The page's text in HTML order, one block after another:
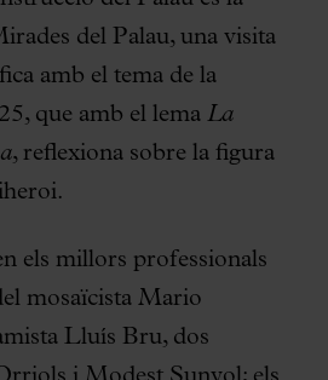
del Palau, una visita
amb el tema de la
que amb el lema La
, reflexiona sobre la figura
els millors professionals
mosaïcista Mario
Lluís Bru, dos